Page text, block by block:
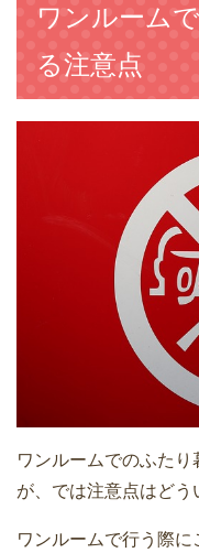
ワンルーム
る注意点
ワンルームでのふた
が、では注意点はどう
ワンルームで行う際